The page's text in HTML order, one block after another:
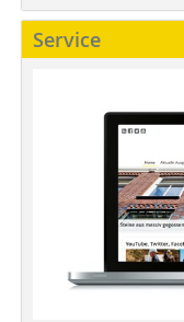
Service